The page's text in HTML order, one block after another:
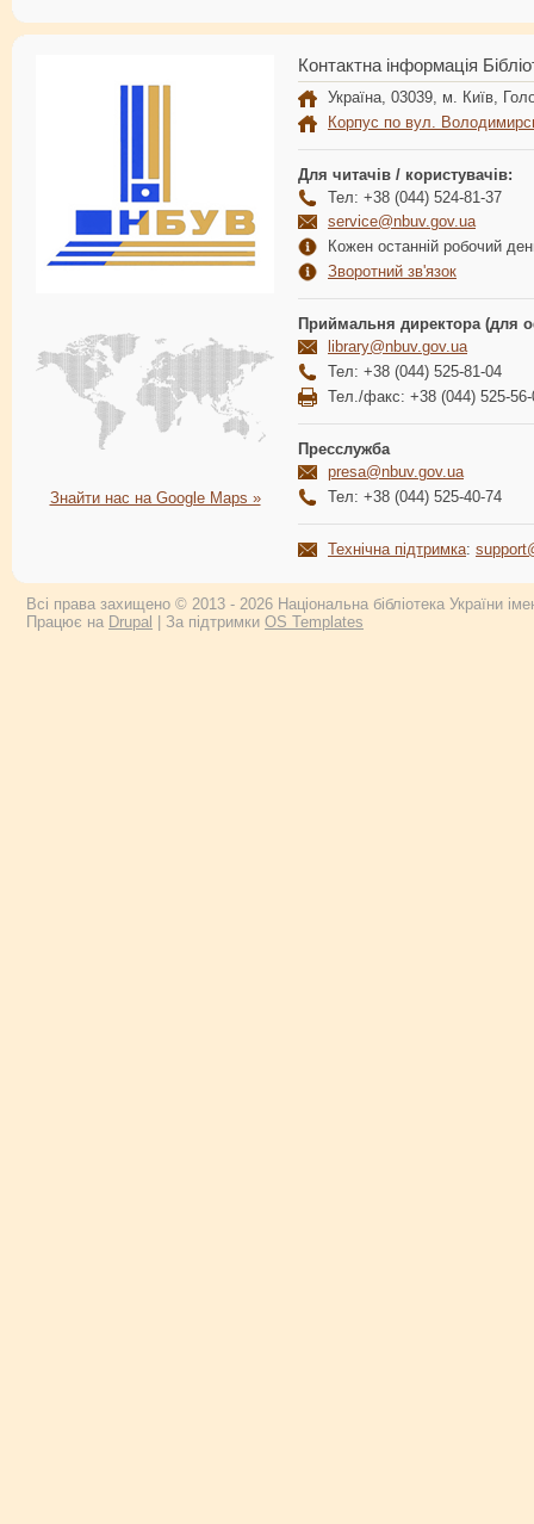
Знайти нас на Google Maps »
Контактна інформація
Україна, 03039, м. Київ,
Корпус по вул.
Для читачів / користувачів:
Тел: +38 (044) 524-81-37
service@nbuv.gov.ua
Кожен останній робочий
Зворотний зв'язок
Приймальня директора (для
library@nbuv.gov.ua
Тел: +38 (044) 525-81-04
Тел./факс: +38 (044) 525-56-
Пресслужба
presa@nbuv.gov.ua
Тел: +38 (044) 525-40-74
Технічна підтримка:
Всі права захищено © 2013 - 2026 Національна бібліотека України
Працює на Drupal | За підтримки OS Templates